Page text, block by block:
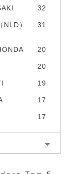
32
）
31
20
20
19
17
17